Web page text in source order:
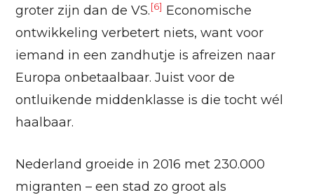
groter zijn dan de VS.[6] Economische
ontwikkeling verbetert niets, want voor
iemand in een zandhutje is afreizen naar
Europa onbetaalbaar. Juist voor de
ontluikende middenklasse is die tocht wél
haalbaar.
Nederland groeide in 2016 met 230.000
migranten – een stad zo groot als